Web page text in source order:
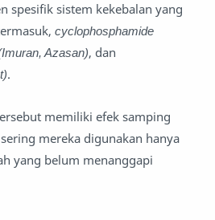
spesifik sistem kekebalan yang
cyclophosphamide
Azasan), dan
.
memiliki efek samping
mereka digunakan hanya
yang belum menanggapi